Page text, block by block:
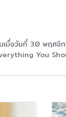
เมื่อวันที่ 30 พฤศจิ
You